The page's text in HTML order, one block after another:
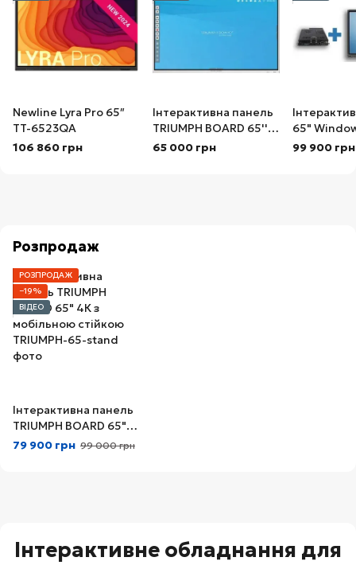
Newline Lyra Pro 65″
TT-6523QA
106 860 грн
Інтерактивна панель
TRIUMPH BOARD 65''
IFP PRO
65 000 грн
65"
TRIUMPH
99 900 грн
Розпродаж
РОЗПРОДАЖ
−19%
ВІДЕО
Інтерактивна панель
TRIUMPH BOARD 65"
4К з мобільною
79 900 грн 99 000 грн
Інтерактивне обладнання для